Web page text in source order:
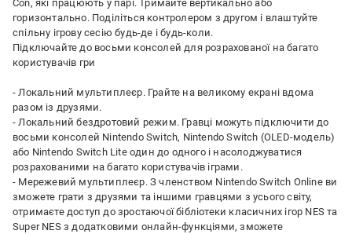
Con, які працюють у парі. Тримайте вертикально або
горизонтально. Поділіться контролером з другом і влаштуйте
спільну ігрову сесію будь-де і будь-коли.
Підключайте до восьми консолей для розрахованої на багато
користувачів гри
- Локальний мультиплеєр. Грайте на великому екрані вдома
разом із друзями.
- Локальний бездротовий режим. Гравці можуть підключити до
восьми консолей Nintendo Switch, Nintendo Switch (OLED-модель)
або Nintendo Switch Lite один до одного і насолоджуватися
розрахованими на багато користувачів іграми.
- Мережевий мультиплеєр. З членством Nintendo Switch Online ви
зможете грати з друзями та іншими гравцями з усього світу,
отримаєте доступ до зростаючої бібліотеки класичних ігор NES та
Super NES з додатковими онлайн-функціями, зможете